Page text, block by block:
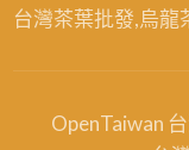
台灣茶葉批發,烏龍
OpenTaiwan